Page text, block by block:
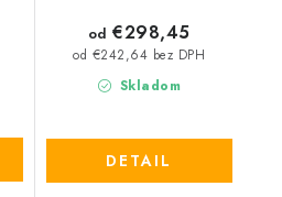
Skladom
od €242,64 bez DPH
od €298,45
DETAIL